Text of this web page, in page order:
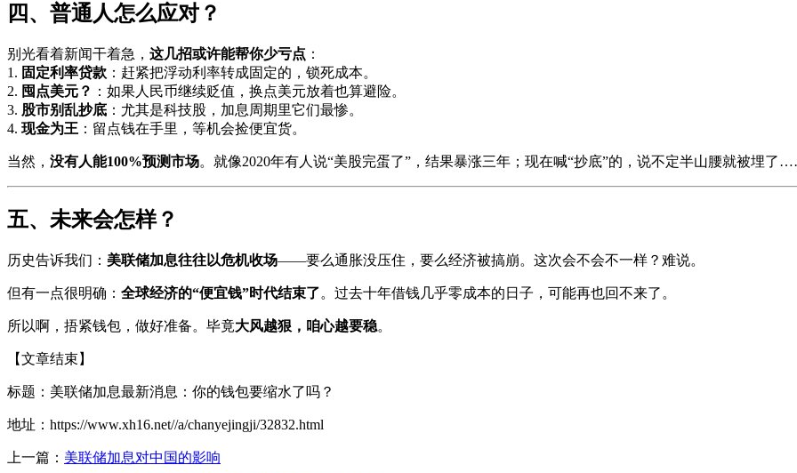
四、普通人怎么应对？
别光看着新闻干着急， 这几招或许能帮你少亏点 ：
1. 固定利率贷款 ：赶紧把浮动利率转成固定的，锁死成本。
2. 囤点美元？ ：如果人民币继续贬值，换点美元放着也算避险。
3. 股市别乱抄底 ：尤其是科技股，加息周期里它们最惨。
4. 现金为王 ：留点钱在手里，等机会捡便宜货。
当然， 没有人能100%预测市场。就像2020年有人说“美股完蛋了”，结果暴涨三年；现在喊“抄底”的，说不定半山腰就被埋了
五、未来会怎样？
历史告诉我们： 美联储加息往往以危机收场——要么通胀没压住，要么经济被搞崩。这次会不会不一样？难说。
但有一点很明确： 全球经济的“便宜钱”时代结束了。过去十年借钱几乎零成本的日子，可能再也回不来了。
所以啊，捂紧钱包，做好准备。毕竟大风越狠，咱心越要稳。
【文章结束】
标题：美联储加息最新消息：你的钱包要缩水了吗？
地址：https://www.xh16.net//a/chanyejingji/32832.html
上一篇： 美联储加息对中国的影响